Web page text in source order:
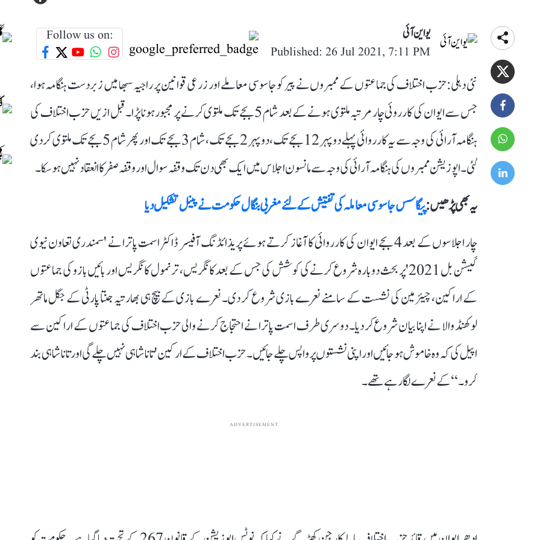
یو این آئی
Published: 26 Jul 2021, 7:11 PM
Follow us on:
نئی دہلی: حزب اختلاف کی جماعتوں کے ممبروں نے پیر کو جاسوسی معاملے اور زرعی قوانین پر راجیہ سبھا میں زبردست ہنگامہ ہوا،
جس سے ایوان کی کارروئی چار مرتبہ ملتوی ہونے کے بعد شام 5 بجے تک ملتوی کرنے پر مجبور ہونا پڑا۔ قبل ازیں حزب اختلاف کی
ہنگامہ آرائی کی وجہ سے یہ کارروائی پہلے دوپہر 12 بجے تک، دوپہر 2 بجے تک، شام 3 بجے تک اور پھر شام 5 بجے تک ملتوی کردی
گئی۔ اپوزیشن ممبروں کی ہنگامہ آرائی کی وجہ سے مانسون اجلاس میں ایک بھی دن تک وقفہ سوال اور وقفہ صفر کا انعقاد نہیں ہوسکا۔
یہ بھی پڑھیں :پیگاسس جاسوسی معاملہ کی تفتیش کے لئے مغربی بنگال حکومت نے پینل تشکیل دیا
چار اجلاسوں کے بعد 4 بجے ایوان کی کارروائی کا آغاز کرتے ہوئے پریذائڈنگ آفیسر ڈاکٹر اسمت پاترا نے 'سمندری تعاون نیوی
گیشن بل 2021' پر بحث دوبارہ شروع کرنے کی کوشش کی جس کے بعد کانگریس، ترنمول کانگریس اور بائیں بازو کی جماعتوں
کے اراکین، چیئرمین کی نشست کے سامنے نعرے بازی شروع کر دی۔ نعرے بازی کے بیچ ہی بھارتیہ جنتا پارٹی کے جگل ماتھر
لوکھنڈ والا نے اپنا بیان شروع کر دیا۔ دوسری طرف اسمت پاترا نے احتجاج کرنے والی حزب اختلاف کی جماعتوں کے اراکین سے
اپیل کی کہ وہ خاموش ہوجائیں اور اپنی نشستوں پر واپس چلے جائیں۔ حزب اختلاف کے ارکین 'تانا شاہی نہیں چلے گی اور تانا شاہی بند
کرو۔‘‘ کے نعرے لگا رہے تھے۔
ADVERTISEMENT